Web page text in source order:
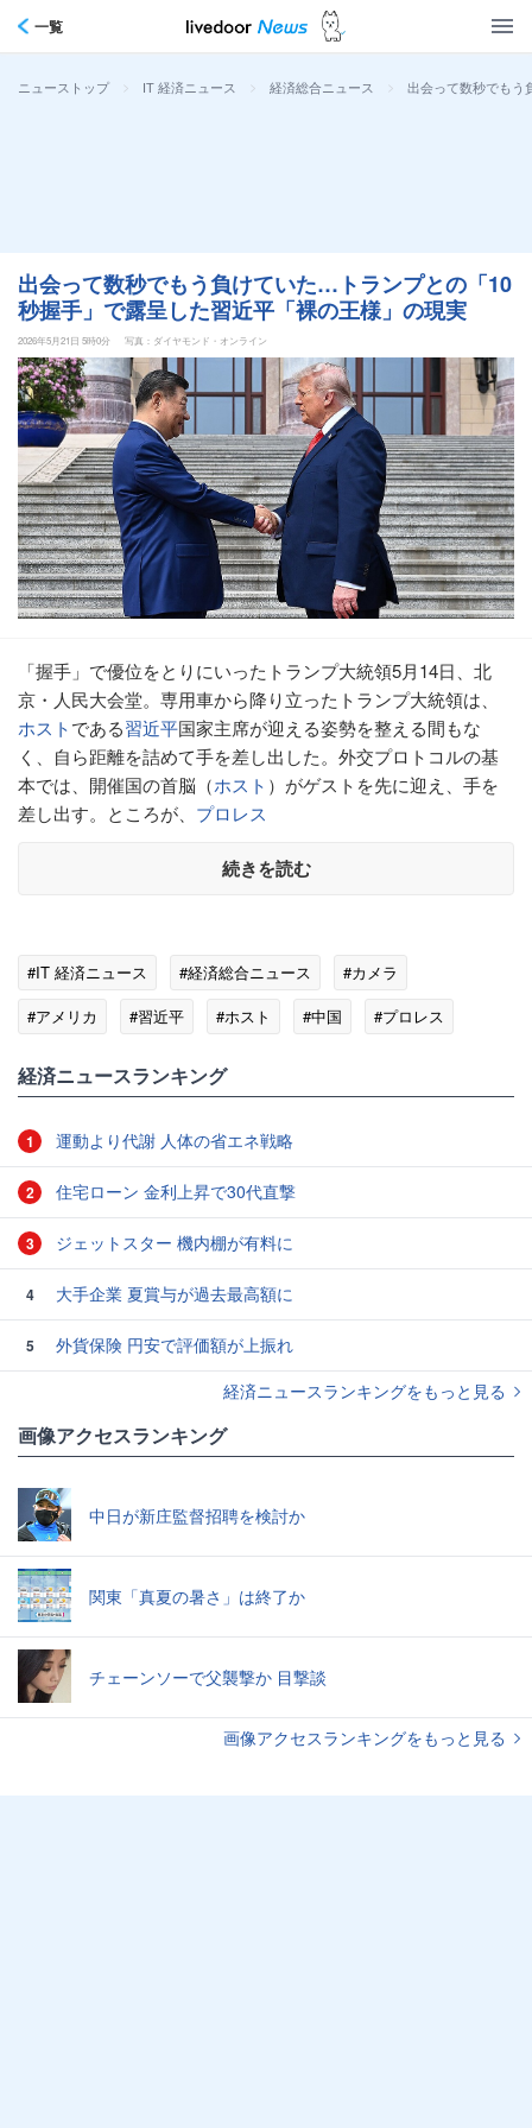
一覧
ニューストップ > IT 経済ニュース > 経済総合ニュース > 出会って数秒でもう
出会って数秒でもう負けていた…トランプとの「10
秒握手」で露呈した習近平「裸の王様」の現実
2026年5月21日 5時0分 写真：ダイヤモンド・オンライン
「握手」で優位をとりにいったトランプ大統領5月14日、北
京・人民大会堂。専用車から降り立ったトランプ大統領は、
ホストである習近平国家主席が迎える姿勢を整える間もな
く、自ら距離を詰めて手を差し出した。外交プロトコルの基
本では、開催国の首脳（ホスト ）がゲストを先に迎え、手を
差し出す。ところが、 プロレス
続きを読む
#IT 経済ニュース #経済総合ニュース
#カメラ
#アメリカ
#習近平 #ホスト #中国
#プロレス
経済ニュースランキング
1 運動より代謝 人体の省エネ戦略
2 住宅ローン 金利上昇で30代直撃
3 ジェットスター 機内棚が有料に
4 大手企業 夏賞与が過去最高額に
5
外貨保険 円安で評価額が上振れ
経済ニュースランキングをもっと見る
画像アクセスランキング
中日が新庄監督招聘を検討か
関東「真夏の暑さ」は終了か
チェーンソーで父襲撃か 目撃談
画像アクセスランキングをもっと見る